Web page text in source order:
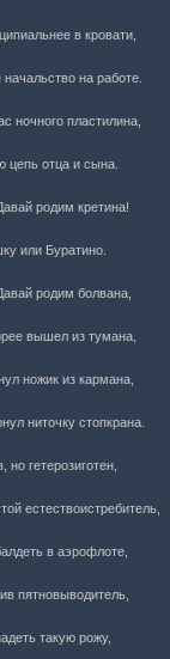
в кровати,
на работе.
ночного пластилина,
цепь отца и сына.
родим кретина!
или Буратино.
родим болвана,
вышел из тумана,
ножик из кармана,
ниточку стопкрана.
но гетерозиготен,
естествоистребитель,
в аэрофлоте,
пятновыводитель,
такую рожу,